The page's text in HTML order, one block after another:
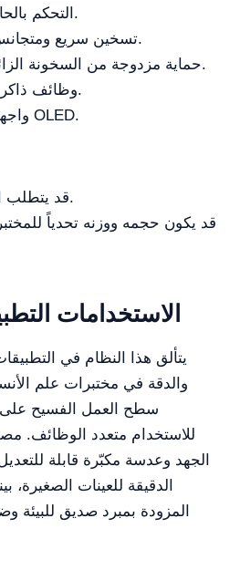
التحكم بالحاسوب آلي بالكامل.
تسخين سريع ومتجانس مع توفير الطاقة.
حماية مزدوجة من السخونة الزائدة لتعزيز السلامة.
وظائف ذاكرة واسترداد تلقائية.
واجهة بديهية مع شاشة OLED.
قد يتطلب استثماراً أولياً كبيراً.
قد يكون حجمه ووزنه تحدياً
الاستخدامات
يتألق هذا النظام في
والدقة في مختبرات علم
سطح العمل الفسيح على
للاستخدام متعدد الوظائف.
الجهد وعدسة مكبّرة قابلة
الدقيقة للعينات الصغيرة،
المزودة بمبرد صديق للبيئة